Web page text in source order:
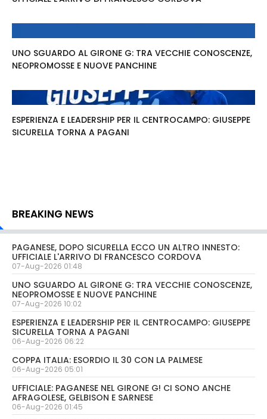
UNO SGUARDO AL GIRONE G: TRA VECCHIE CONOSCENZE,
NEOPROMOSSE E NUOVE PANCHINE
ESPERIENZA E LEADERSHIP PER IL CENTROCAMPO: GIUSEPPE
SICURELLA TORNA A PAGANI
BREAKING NEWS
PAGANESE, DOPO SICURELLA ECCO UN ALTRO INNESTO:
UFFICIALE L'ARRIVO DI FRANCESCO CORDOVA
07-Aug-2026 01:48
UNO SGUARDO AL GIRONE G: TRA VECCHIE CONOSCENZE,
NEOPROMOSSE E NUOVE PANCHINE
07-Aug-2026 10:02
ESPERIENZA E LEADERSHIP PER IL CENTROCAMPO: GIUSEPPE
SICURELLA TORNA A PAGANI
06-Aug-2026 06:22
COPPA ITALIA: ESORDIO IL 30 CON LA PALMESE
06-Aug-2026 05:01
UFFICIALE: PAGANESE NEL GIRONE G! CI SONO ANCHE
AFRAGOLESE, GELBISON E SARNESE
06-Aug-2026 01:45